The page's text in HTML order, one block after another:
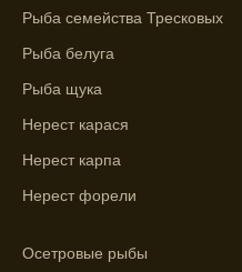
Узнайте
ближайшие дни с
График клева
погоды.
Выберите лучшее
ловли в разных
Зависимость
Рыба семейства Тресковых
Рыба белуга
Рыба щука
Нерест карася
Нерест карпа
Нерест форели
Осетровые рыбы